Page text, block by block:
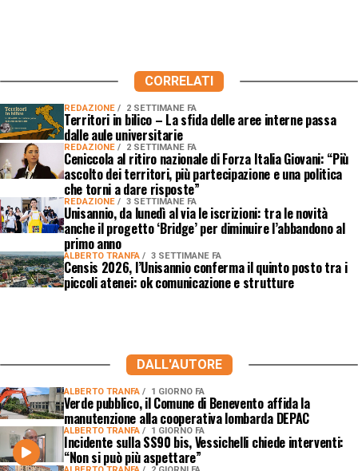
CORRELATI
REDAZIONE 2 SETTIMANE FA
Territori in bilico – La sfida delle aree interne passa
dalle aule universitarie
REDAZIONE 2 SETTIMANE FA
Ceniccola al ritiro nazionale di Forza Italia Giovani: “Più
ascolto dei territori, più partecipazione e una politica
che torni a dare risposte”
REDAZIONE 3 SETTIMANE FA
Unisannio, da lunedì al via le iscrizioni: tra le novità
anche il progetto ‘Bridge’ per diminuire l’abbandono al
primo anno
ALBERTO TRANFA 3 SETTIMANE FA
Censis 2026, l’Unisannio conferma il quinto posto tra i
piccoli atenei: ok comunicazione e strutture
DALL'AUTORE
ALBERTO TRANFA 1 GIORNO FA
Verde pubblico, il Comune di Benevento affida la
manutenzione alla cooperativa lombarda DEPAC
ALBERTO TRANFA 1 GIORNO FA
Incidente sulla SS90 bis, Vessichelli chiede interventi:
“Non si può più aspettare”